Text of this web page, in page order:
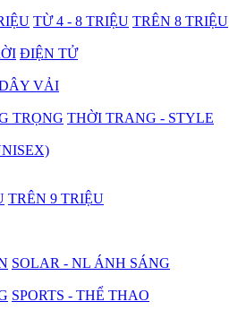
TỪ 4 - 8 TRIỆU TRÊN 8 TRIỆU
ĐIỆN TỬ
VẢI
TRỌNG THỜI TRANG - STYLE
TRÊN 9 TRIỆU
SOLAR - NL ÁNH SÁNG
SPORTS - THỂ THAO